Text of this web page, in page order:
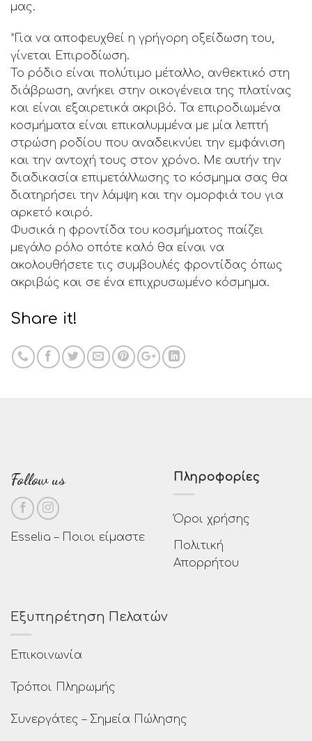
μας.
*Για να αποφευχθεί η γρήγορη οξείδωση του,
γίνεται Επιροδίωση.
Το ρόδιο είναι πολύτιμο μέταλλο, ανθεκτικό στη
διάβρωση, ανήκει στην οικογένεια της πλατίνας
και είναι εξαιρετικά ακριβό. Τα επιροδιωμένα
κοσμήματα είναι επικαλυμμένα με μία λεπτή
στρώση ροδίου που αναδεικνύει την εμφάνιση
και την αντοχή τους στον χρόνο. Με αυτήν την
διαδικασία επιμετάλλωσης το κόσμημα σας θα
διατηρήσει την λάμψη και την ομορφιά του για
αρκετό καιρό.
Φυσικά η φροντίδα του κοσμήματος παίζει
μεγάλο ρόλο οπότε καλό θα είναι να
ακολουθήσετε τις συμβουλές φροντίδας όπως
ακριβώς και σε ένα επιχρυσωμένο κόσμημα.
Share it!
Follow us
Esselia – Ποιοι είμαστε
Πληροφορίες
Όροι χρήσης
Πολιτική
Απορρήτου
Εξυπηρέτηση Πελατών
Επικοινωνία
Τρόποι Πληρωμής
Συνεργάτες – Σημεία Πώλησης